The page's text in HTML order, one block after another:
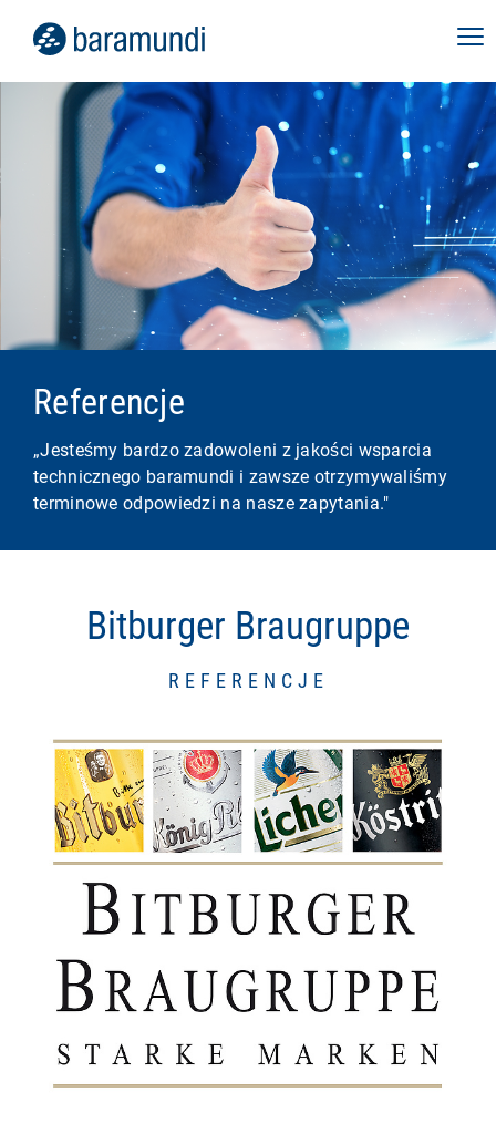
Referencje
„Jesteśmy bardzo zadowoleni z jakości wsparcia
technicznego baramundi i zawsze otrzymywaliśmy
terminowe odpowiedzi na nasze zapytania."
Bitburger Braugruppe
REFERENCJE